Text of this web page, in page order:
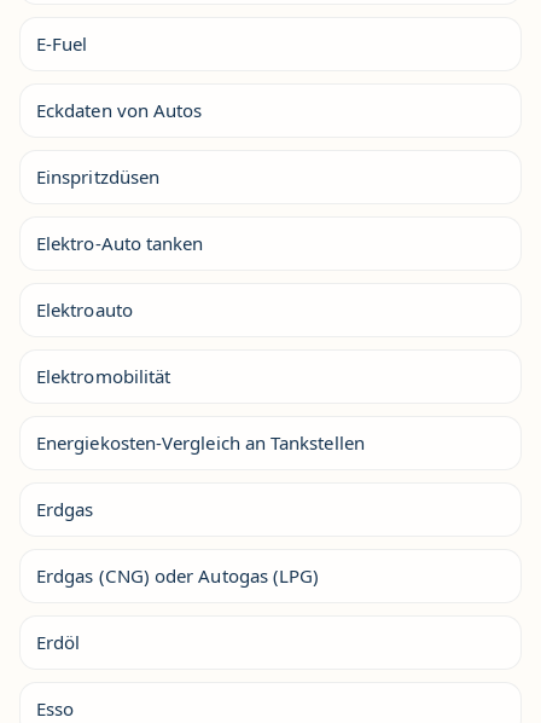
E-Fuel
Eckdaten von Autos
Einspritzdüsen
Elektro-Auto tanken
Elektroauto
Elektromobilität
Energiekosten-Vergleich an Tankstellen
Erdgas
Erdgas (CNG) oder Autogas (LPG)
Erdöl
Esso